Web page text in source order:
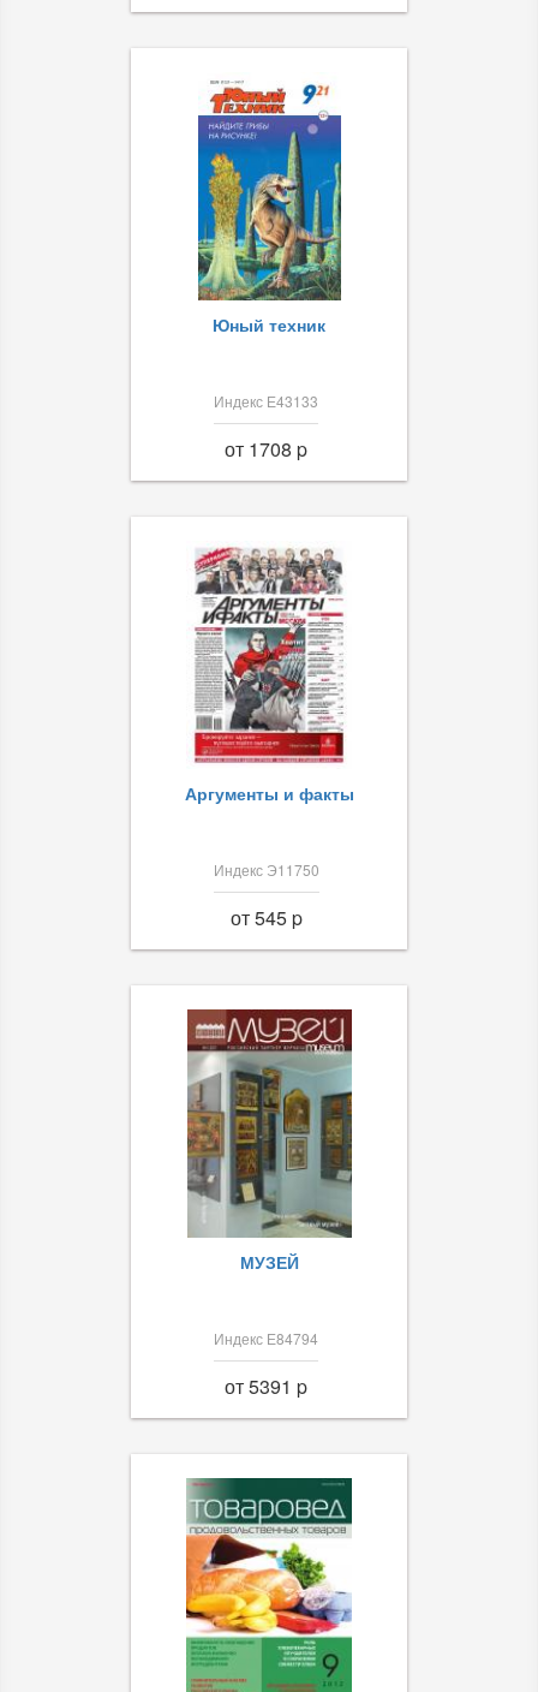
Юный техник
Индекс Е43133
от 1708 p
Аргументы и факты
Индекс Э11750
от 545 p
МУЗЕЙ
Индекс Е84794
от 5391 p